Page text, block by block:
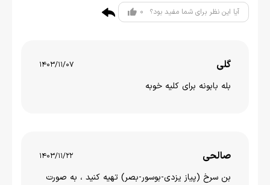
آیا این نظر برای شما مفید بود؟ 0
گلی 1403/11/07
بله بابونه برای کلیه خوبه
صالحی 1403/11/22
بن سرخ (پیاز یزدی-بوسور-بصر) تهیه کنید ، به صورت